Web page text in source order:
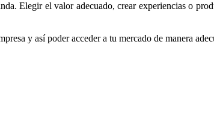
Elegir el valor adecuado, crear experiencias o
y así poder acceder a tu mercado de manera